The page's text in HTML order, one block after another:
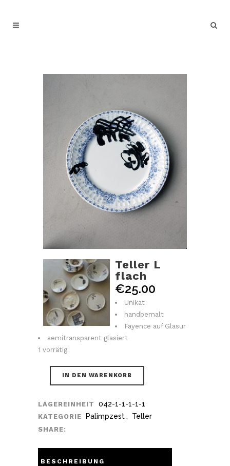
Teller L
flach
€25.00
Unikat
handbemalt
Fayence auf Glasur
semitransparent glasiert
1 vorrätig
IN DEN WARENKORB
LAGEREINHEIT 042-1-1-1-1-1
KATEGORIE Palimpzest , Teller
SHARE:
BESCHREIBUNG